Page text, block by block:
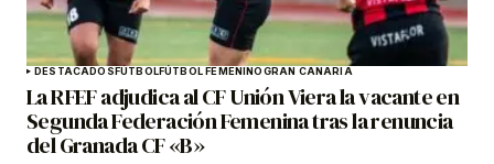
DESTACADOSFÚTBOLFÚTBOL FEMENINOGRAN CANARIA
La RFEF adjudica al CF Unión Viera la vacante en
Segunda Federación Femenina tras la renuncia
del Granada CF «B»